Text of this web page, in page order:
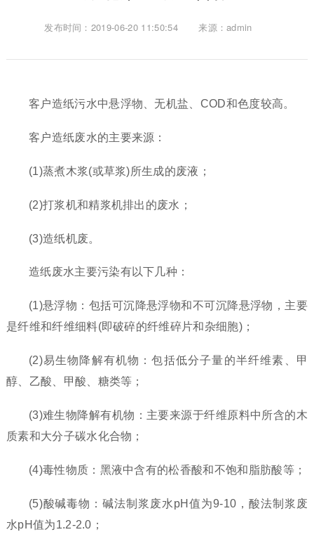
发布时间：2019-06-20 11:50:54 来源：admin
客户造纸污水中悬浮物、无机盐、COD和色度较高。
客户造纸废水的主要来源：
(1)蒸煮木浆(或草浆)所生成的废液；
(2)打浆机和精浆机排出的废水；
(3)造纸机废。
造纸废水主要污染有以下几种：
(1)悬浮物：包括可沉降悬浮物和不可沉降悬浮物，主要
是纤维和纤维细料(即破碎的纤维碎片和杂细胞)；
(2)易生物降解有机物：包括低分子量的半纤维素、甲
醇、乙酸、甲酸、糖类等；
(3)难生物降解有机物：主要来源于纤维原料中所含的木
质素和大分子碳水化合物；
(4)毒性物质：黑液中含有的松香酸和不饱和脂肪酸等；
(5)酸碱毒物：碱法制浆废水pH值为9-10，酸法制浆废
水pH值为1.2-2.0；